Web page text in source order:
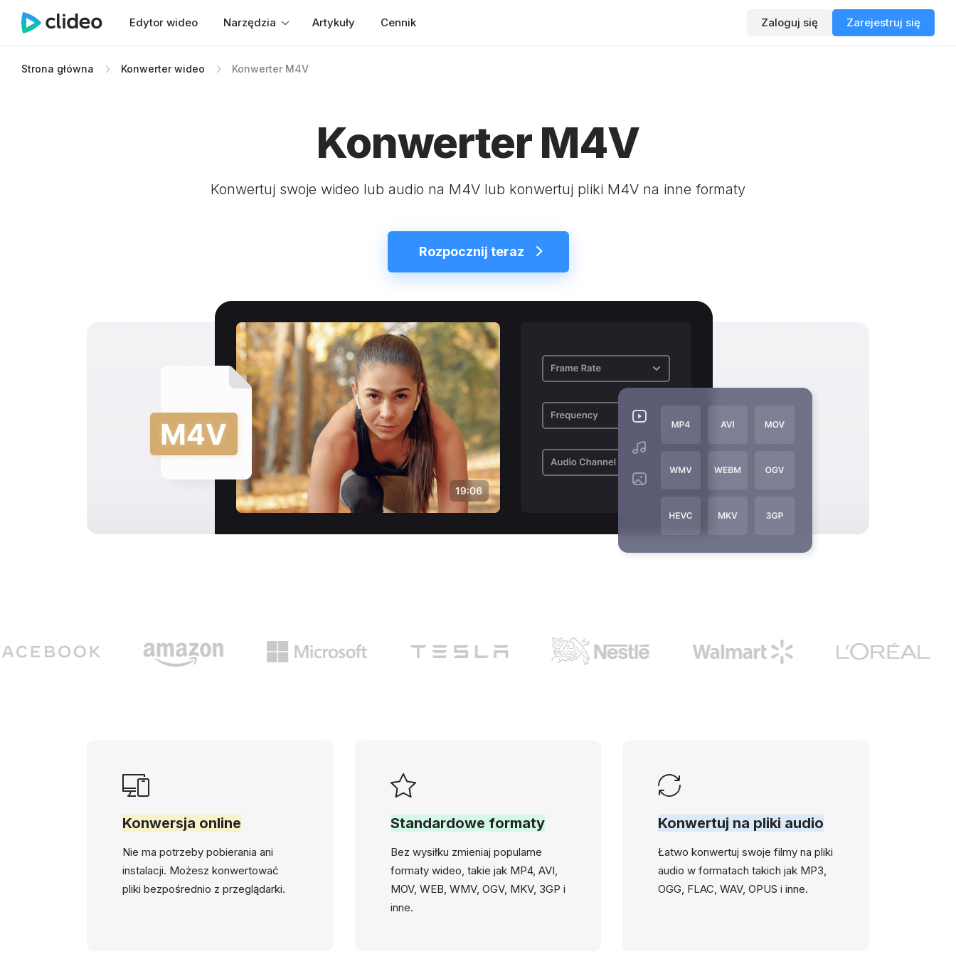
Edytor wideo Narzędzia Artykuły Cennik Zaloguj się Zarejestruj się
Strona główna Konwerter wideo Konwerter M4V
Konwerter M4V
Konwertuj swoje wideo lub audio na M4V lub konwertuj pliki M4V na inne formaty
Rozpocznij teraz
Konwersja online
Nie ma potrzeby pobierania ani
instalacji. Możesz konwertować
pliki bezpośrednio z przeglądarki.
Standardowe formaty
Bez wysiłku zmieniaj popularne
formaty wideo, takie jak MP4, AVI,
MOV, WEB, WMV, OGV, MKV, 3GP i
inne.
Konwertuj na pliki audio
Łatwo konwertuj swoje filmy na pliki
audio w formatach takich jak MP3,
OGG, FLAC, WAV, OPUS i inne.